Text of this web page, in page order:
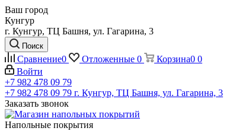
Ваш город
Кунгур
г. Кунгур, ТЦ Башня, ул. Гагарина, 3
Поиск
Сравнение0 Отложенные 0 Корзина0 0
Войти
+7 982 478 09 79
+7 982 478 09 79 г. Кунгур, ТЦ Башня, ул. Гагарина, 3
Заказать звонок
Напольные покрытия